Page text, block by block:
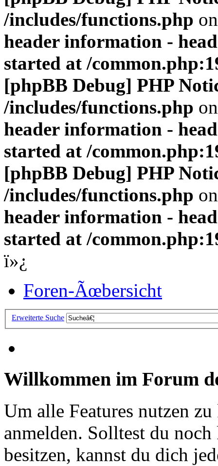
/includes/functions.php
header information -
started at /
[phpBB Debug] PHP
/includes/functions.php
header information -
started at /
[phpBB Debug] PHP
/includes/functions.php
header information -
started at /
ï»¿
Foren-Ãœbersicht
Erweiterte Suche
Willkommen im Forum
Um alle Features nutzen
anmelden. Solltest du
besitzen, kannst du dich